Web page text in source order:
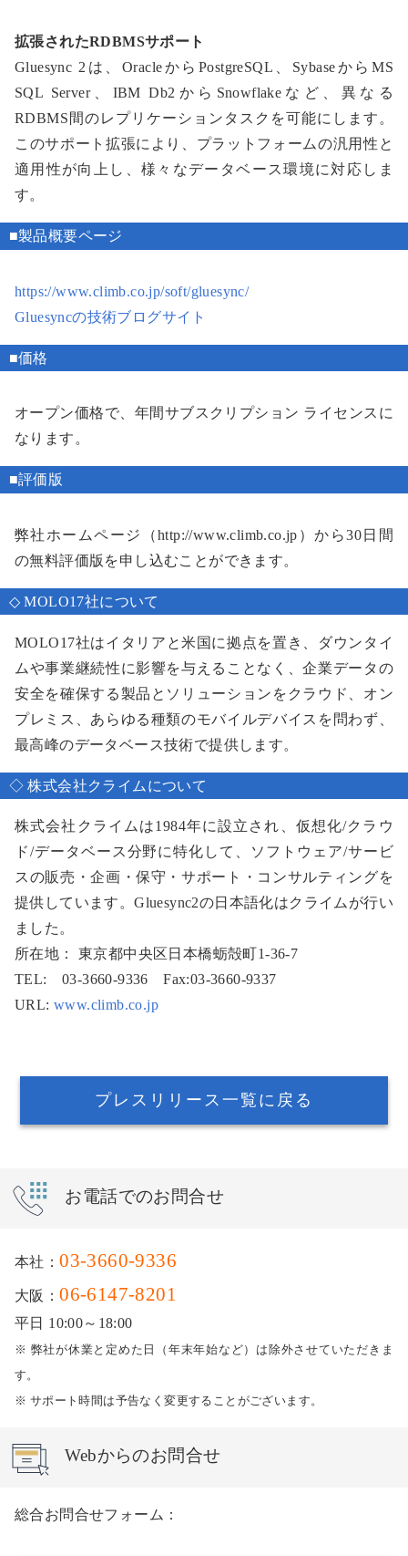
拡張されたRDBMSサポート
Gluesync 2は、OracleからPostgreSQL、SybaseからMS
SQL Server、IBM Db2からSnowflakeなど、異なる
RDBMS間のレプリケーションタスクを可能にします。
このサポート拡張により、プラットフォームの汎用性と
適用性が向上し、様々なデータベース環境に対応しま
す。
■製品概要ページ
https://www.climb.co.jp/soft/gluesync/
Gluesyncの技術ブログサイト
■価格
オープン価格で、年間サブスクリプション ライセンスに
なります。
■評価版
弊社ホームページ（http://www.climb.co.jp）から30日間
の無料評価版を申し込むことができます。
◇ MOLO17社について
MOLO17社はイタリアと米国に拠点を置き、ダウンタイ
ムや事業継続性に影響を与えることなく、企業データの
安全を確保する製品とソリューションをクラウド、オン
プレミス、あらゆる種類のモバイルデバイスを問わず、
最高峰のデータベース技術で提供します。
◇ 株式会社クライムについて
株式会社クライムは1984年に設立され、仮想化/クラウ
ド/データベース分野に特化して、ソフトウェア/サービ
スの販売・企画・保守・サポート・コンサルティングを
提供しています。Gluesync2の日本語化はクライムが行い
ました。
所在地： 東京都中央区日本橋蛎殻町1-36-7
TEL: 03-3660-9336 Fax:03-3660-9337
URL: www.climb.co.jp
プレスリリース一覧に戻る
お電話でのお問合せ
本社：03-3660-9336
大阪：06-6147-8201
平日 10:00～18:00
※ 弊社が休業と定めた日（年末年始など）は除外させていただきま
す。
※ サポート時間は予告なく変更することがございます。
Webからのお問合せ
総合お問合せフォーム：